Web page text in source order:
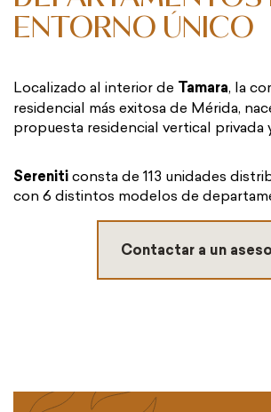
ENTORNO ÚNICO
Localizado al interior de Tamara, la
residencial más exitosa de Mérida,
propuesta residencial vertical privada
Sereniti consta de 113 unidades
con 6 distintos modelos de
Contactar a un